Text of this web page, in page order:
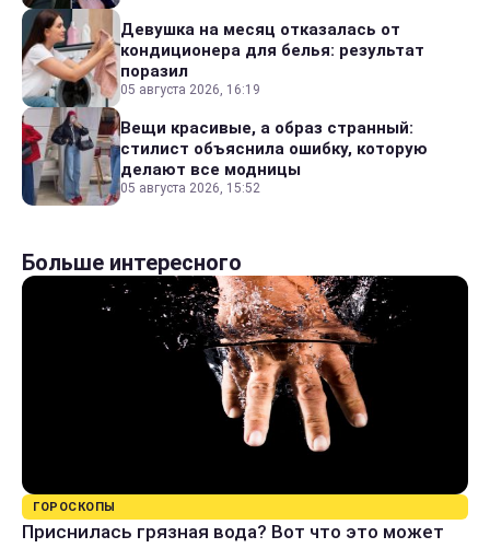
Девушка на месяц отказалась от
кондиционера для белья: результат
поразил
05 августа 2026, 16:19
Вещи красивые, а образ странный:
стилист объяснила ошибку, которую
делают все модницы
05 августа 2026, 15:52
Больше интересного
ГОРОСКОПЫ
Приснилась грязная вода? Вот что это может